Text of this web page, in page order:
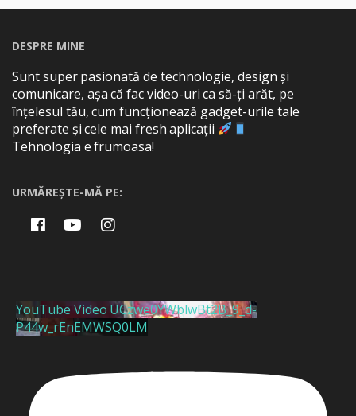
DESPRE MINE
Sunt super pasionată de technologie, design și
comunicare, așa că fac video-uri ca să-ți arăt, pe
înțelesul tău, cum funcționează gadget-urile tale
preferate și cele mai fresh aplicații
Tehnologia e frumoasa!
URMĂREȘTE-MĂ PE:
YouTube Video UCzwe0YWblwBt2B_9_d-
P44w_rEnEMWSQ0LM